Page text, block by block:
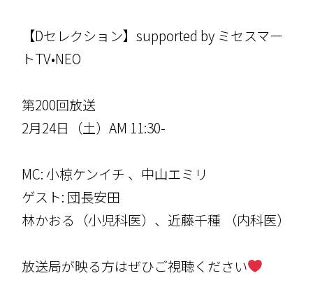
【Dセレクション】supported by ミセスマー
トTV•NEO
第200回放送
2月24日（土）AM 11:30-
MC: 小椋ケンイチ 、中山エミリ
ゲスト: 団長安田
林かおる（小児科医）、近藤千種 （内科医）
放送局が映る方はぜひご視聴ください